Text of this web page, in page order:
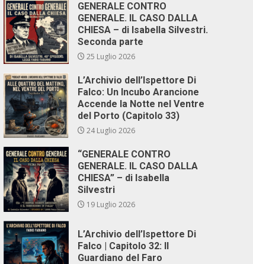
GENERALE CONTRO
GENERALE. IL CASO DALLA
CHIESA – di Isabella Silvestri.
Seconda parte
25 Luglio 2026
L’Archivio dell’Ispettore Di
Falco: Un Incubo Arancione
Accende la Notte nel Ventre
del Porto (Capitolo 33)
24 Luglio 2026
“GENERALE CONTRO
GENERALE. IL CASO DALLA
CHIESA” – di Isabella
Silvestri
19 Luglio 2026
L’Archivio dell’Ispettore Di
Falco | Capitolo 32: Il
Guardiano del Faro